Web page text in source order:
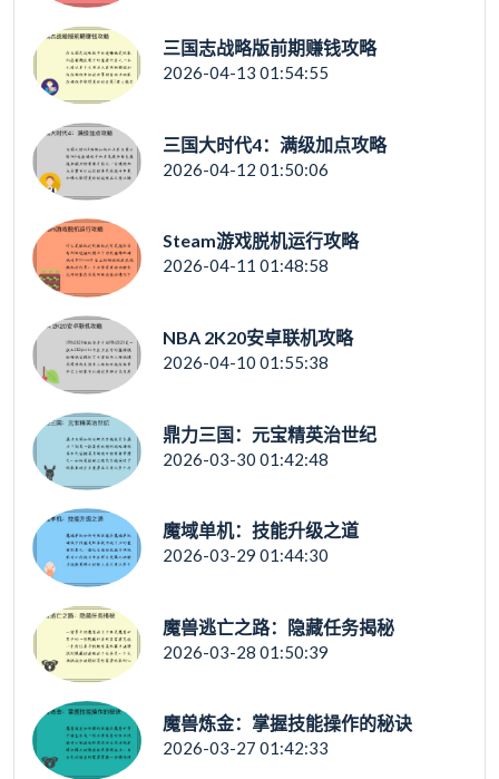
三国志战略版前期赚钱攻略
2026-04-13 01:54:55
三国大时代4：满级加点攻略
2026-04-12 01:50:06
Steam游戏脱机运行攻略
2026-04-11 01:48:58
NBA 2K20安卓联机攻略
2026-04-10 01:55:38
鼎力三国：元宝精英治世纪
2026-03-30 01:42:48
魔域单机：技能升级之道
2026-03-29 01:44:30
魔兽逃亡之路：隐藏任务揭秘
2026-03-28 01:50:39
魔兽炼金：掌握技能操作的秘诀
2026-03-27 01:42:33